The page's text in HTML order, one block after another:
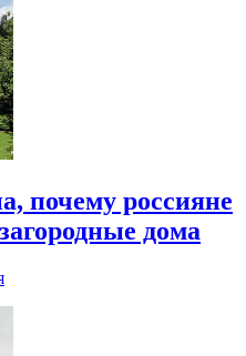
почему россияне
дома